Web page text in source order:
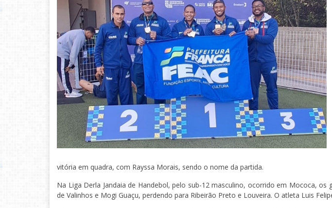
vitória em quadra, com Rayssa Morais, sendo o nome da partida.
Na Liga Derla Jandaia de Handebol, pelo sub-12 masculino, ocorrido em Mococa,
de Valinhos e Mogi Guaçu, perdendo para Ribeirão Preto e Louveira. O atleta Luis